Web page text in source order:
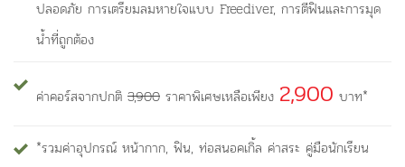
ปลอดภัย การเตรียมลมหายใจแบบ Freediver, การตีฟินและการมุด
น้ำที่ถูกต้อง
ค่าคอร์สจากปกติ 3,900 ราคาพิเศษเหลือเพียง 2,900 บาท*
*รวมค่าอุปกรณ์ หน้ากาก, ฟิน, ท่อสนอคเกิ้ล ค่าสระ คู่มือนักเรียน